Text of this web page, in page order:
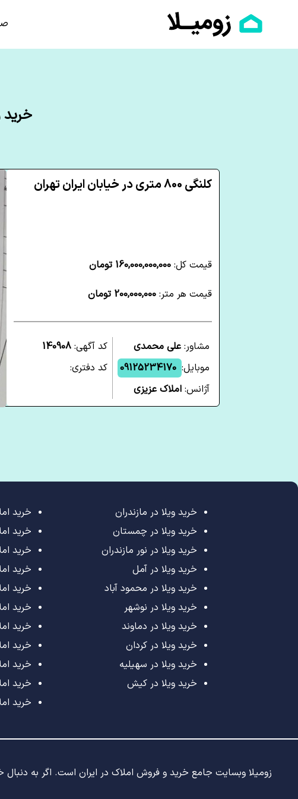
خرید
کلنگی 800 متری در خیابان ایران تهران
قیمت کل: 160,000,000,000 تومان
قیمت هر متر: 200,000,000 تومان
مشاور: علی محمدی
موبایل: 09125234170
آژانس: املاک عزیزی
کد آگهی: 140908
کد دفتری:
خرید ویلا در مازندران
خرید ویلا در چمستان
خرید ویلا در نور مازندران
خرید ویلا در آمل
خرید ویلا در محمود آباد
خرید ویلا در نوشهر
خرید ویلا در دماوند
خرید ویلا در کردان
خرید ویلا در سهیلیه
خرید ویلا در کیش
خرید
خرید
خرید
خرید
خرید
خرید
خرید
خرید
خرید
خرید
خرید
زومیلا وبسایت جامع خرید و فروش املاک در ایران است. اگر به دنبال